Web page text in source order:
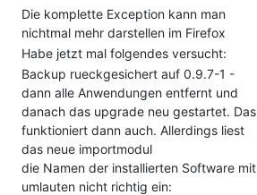
vent_static"]).", ".
$this-
>convertEntry(str_replace("'","",$entry[
"isys_logbook__obj_name_static"])).", ".
$this-
>convertEntry(str_replace("'","",$entry[
"isys_logbook__category_static"])).", ".
$this-
>convertEntry($entry["isys_logbook__o
bj_type_static"]).", ".
Die komplette Exception kann man
nichtmal mehr darstellen im Firefox
Habe jetzt mal folgendes versucht:
Backup rueckgesichert auf 0.9.7-1 -
dann alle Anwendungen entfernt und
danach das upgrade neu gestartet. Das
funktioniert dann auch. Allerdings liest
das neue importmodul
die Namen der installierten Software mit
umlauten nicht richtig ein: